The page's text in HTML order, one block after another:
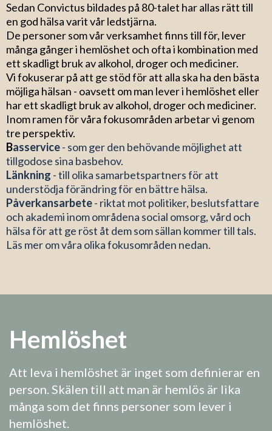
Sedan Convictus bildades på 80-talet har allas rätt till
en god hälsa varit vår ledstjärna.
De personer som vår verksamhet finns till för, lever
många gånger i hemlöshet och ofta i kombination med
ett skadligt bruk av alkohol, droger och mediciner.
Vi fokuserar på att ge stöd för att alla ska ha den bästa
möjliga hälsan - oavsett om man lever i hemlöshet eller
har ett skadligt bruk av alkohol, droger och mediciner.
Inom ramen för våra fokusområden arbetar vi genom
tre perspektiv.
Basservice- som ger den behövande möjlighet att
tillgodose sina basbehov.
Länkning - till olika samarbetspartners för att
understödja förändring för en bättre hälsa.
Påverkansarbete- riktat mot politiker, beslutsfattare
och akademi inom områdena social omsorg, vård och
hälsa för att ge röst åt dem som sällan kommer till tals.
Läs mer om våra olika fokusområden nedan.
Hemlöshet
Att leva i hemlöshet är inget som definierar en
person. Skälen till att man är hemlös är lika
många som det finns personer som lever i
hemlöshet.